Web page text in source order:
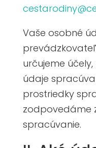
Vaše osobné
určujeme
údaje
prostriedky
zodpovedáme
spracúvanie.